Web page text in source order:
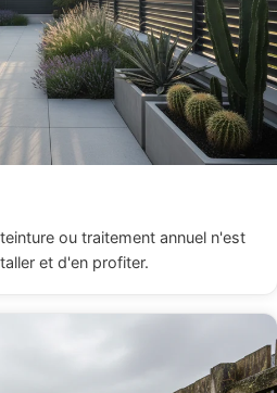
ou traitement annuel n'est
et d'en profiter.